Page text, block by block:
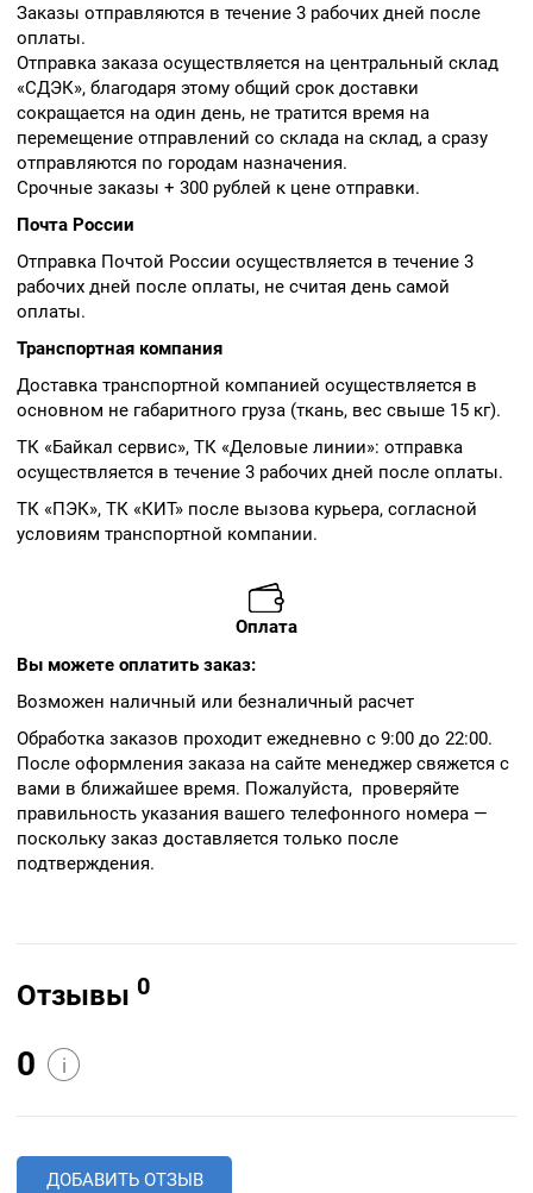
Заказы отправляются в течение 3 рабочих дней после
оплаты.
Отправка заказа осуществляется на центральный склад
«СДЭК», благодаря этому общий срок доставки
сокращается на один день, не тратится время на
перемещение отправлений со склада на склад, а сразу
отправляются по городам назначения.
Срочные заказы + 300 рублей к цене отправки.
Почта России
Отправка Почтой России осуществляется в течение 3
рабочих дней после оплаты, не считая день самой
оплаты.
Транспортная компания
Доставка транспортной компанией осуществляется в
основном не габаритного груза (ткань, вес свыше 15 кг).
ТК «Байкал сервис», ТК «Деловые линии»: отправка
осуществляется в течение 3 рабочих дней после оплаты.
ТК «ПЭК», ТК «КИТ» после вызова курьера, согласной
условиям транспортной компании.
Оплата
Вы можете оплатить заказ:
Возможен наличный или безналичный расчет
Обработка заказов проходит ежедневно с 9:00 до 22:00.
После оформления заказа на сайте менеджер свяжется с
вами в ближайшее время. Пожалуйста, проверяйте
правильность указания вашего телефонного номера —
поскольку заказ доставляется только после
подтверждения.
Отзывы 0
0 i
ДОБАВИТЬ ОТЗЫВ